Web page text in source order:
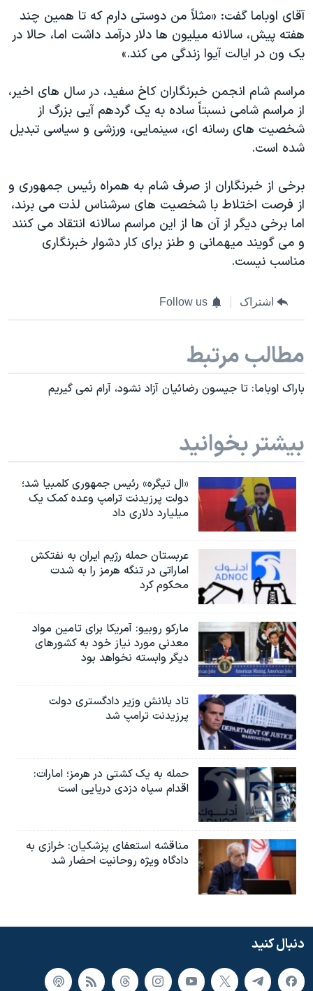
آقای اوباما گفت: «مثلاً من دوستی دارم که تا همین چند
هفته پیش، سالانه میلیون ها دلار درآمد داشت اما، حالا در
یک ون در ایالت آیوا زندگی می کند.»
مراسم شام انجمن خبرنگاران کاخ سفید، در سال های اخیر،
از مراسم شامی نسبتاً ساده به یک گردهم آیی بزرگ از
شخصیت های رسانه ای، سینمایی، ورزشی و سیاسی تبدیل
شده است.
برخی از خبرنگاران از صرف شام به همراه رئیس جمهوری و
از فرصت اختلاط با شخصیت های سرشناس لذت می برند،
اما برخی دیگر از آن ها از این مراسم سالانه انتقاد می کنند
و می گویند میهمانی و طنز برای کار دشوار خبرنگاری
مناسب نیست.
اشتراک Follow us
مطالب مرتبط
باراک اوباما: تا جیسون رضائیان آزاد نشود، آرام نمی گیریم
بیشتر بخوانید
«ال تیگره» رئیس جمهوری کلمبیا شد؛
دولت پرزیدنت ترامپ وعده کمک یک
میلیارد دلاری داد
عربستان حمله رژیم ایران به نفتکش
اماراتی در تنگه هرمز را به‌ شدت
محکوم کرد
مارکو روبیو: آمریکا برای تامین مواد
معدنی مورد نیاز خود به کشورهای
دیگر وابسته نخواهد بود
تاد بلانش وزیر دادگستری دولت
پرزیدنت ترامپ شد
حمله به یک کشتی در هرمز؛ امارات:
اقدام سپاه دزدی دریایی است
مناقشه استعفای پزشکیان: خرازی به
دادگاه ویژه روحانیت احضار شد
دنبال کنید